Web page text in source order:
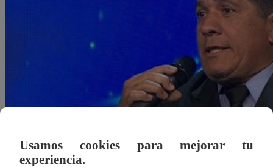
Usamos cookies para mejorar tu
experiencia.